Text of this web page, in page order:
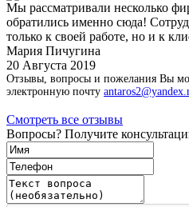
Мы рассматривали несколько
обратились именно сюда!
только к своей работе, но и к
Мария Пичугина
20 Августа 2019
Отзывы, вопросы и пожелания Вы
электронную почту
Смотреть все отзывы
Вопросы? Получите